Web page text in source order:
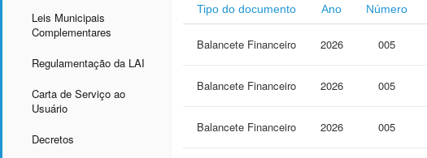
Leis Municipais
Complementares
Regulamentação da LAI
Carta de Serviço ao
Usuário
Decretos
Tipo do documento Ano Número
Balancete Financeiro 2026 005
Balancete Financeiro 2026 005
Balancete Financeiro 2026 005